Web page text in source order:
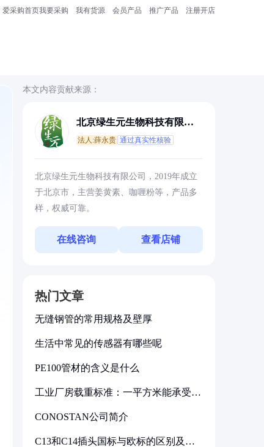
爱采购首页我要采购 我有货源 会员产品 推广产品 注册开店
本文内容贡献来源：
北京绿生元生物科技有限公
法人:薛永贵 通过真实性核验
北京绿生元生物科技有限公司，2019年成立
于北京市，主营姜黄素、咖喱粉等，产品多
样，权威可靠。
在线咨询 查看店铺
热门文章
无缝钢管的常用规格及壁厚
生活中常见的传感器有哪些呢
PE100管材的含义是什么
工业厂房载重标准：一平方米能承受多
CONOSTAN公司简介
C13和C14插头国标与欧标的区别及其